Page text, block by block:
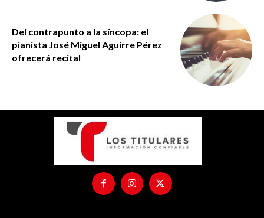
Del contrapunto a la síncopa: el
pianista José Miguel Aguirre Pérez
ofrecerá recital